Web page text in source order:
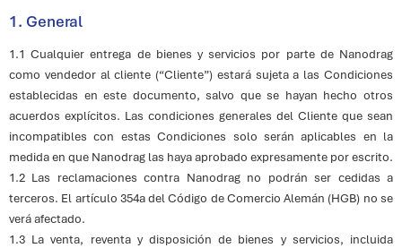
1. General
1.1 Cualquier entrega de bienes y servicios por parte de Nanodrag
como vendedor al cliente (“Cliente”) estará sujeta a las Condiciones
establecidas en este documento, salvo que se hayan hecho otros
acuerdos explícitos. Las condiciones generales del Cliente que sean
incompatibles con estas Condiciones solo serán aplicables en la
medida en que Nanodrag las haya aprobado expresamente por escrito.
1.2 Las reclamaciones contra Nanodrag no podrán ser cedidas a
terceros. El artículo 354a del Código de Comercio Alemán (HGB) no se
verá afectado.
1.3 La venta, reventa y disposición de bienes y servicios, incluida